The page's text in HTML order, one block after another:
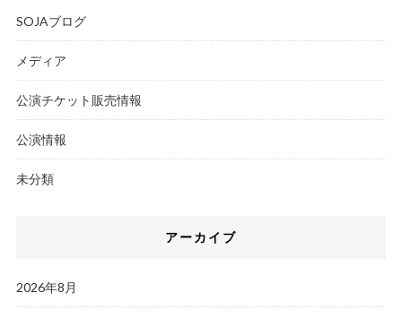
SOJAブログ
メディア
公演チケット販売情報
公演情報
未分類
アーカイブ
2026年8月